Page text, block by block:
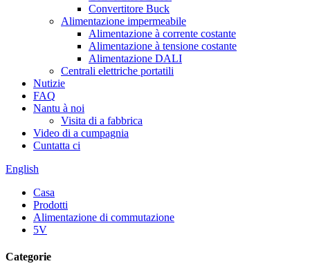
Convertitore Buck
Alimentazione impermeabile
Alimentazione à corrente costante
Alimentazione à tensione costante
Alimentazione DALI
Centrali elettriche portatili
Nutizie
FAQ
Nantu à noi
Visita di a fabbrica
Video di a cumpagnia
Cuntatta ci
English
Casa
Prodotti
Alimentazione di commutazione
5V
Categorie